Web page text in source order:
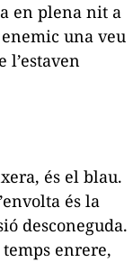
en plena nit a
una veu
l’estaven
és el blau.
és la
desconeguda.
temps enrere,